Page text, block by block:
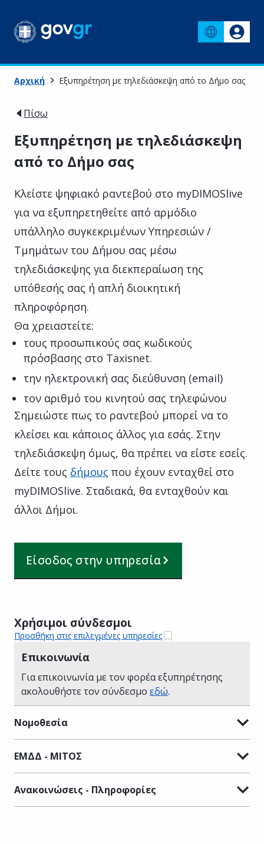
Αρχική Εξυπηρέτηση με τηλεδιάσκεψη από το Δήμο σας
Πίσω
Εξυπηρέτηση με τηλεδιάσκεψη
από το Δήμο σας
Κλείστε ψηφιακό ραντεβού στο myDIMOSlive
για να εξυπηρετηθείτε από αρμόδιο
υπάλληλο συγκεκριμένων Υπηρεσιών /
Τμημάτων του Δήμου σας μέσω
τηλεδιάσκεψης για διεκπεραίωση της
υπόθεσής σας ή απλή διοικητική
πληροφόρηση.
Θα χρειαστείτε:
τους προσωπικούς σας κωδικούς
πρόσβασης στο Taxisnet.
την ηλεκτρονική σας διεύθυνση (email)
τον αριθμό του κινητού σας τηλεφώνου
Σημειώστε πως το ραντεβού μπορεί να το
κλείσει και κάποιος άλλος για εσάς. Στην
τηλεδιάσκεψη όμως, θα πρέπει να είστε εσείς.
Δείτε τους δήμους που έχουν ενταχθεί στο
myDIMOSlive. Σταδιακά, θα ενταχθούν και
άλλοι Δήμοι.
Είσοδος στην υπηρεσία
Χρήσιμοι σύνδεσμοι
Προσθήκη στις επιλεγμένες υπηρεσίες
Επικοινωνία
Για επικοινωνία με τον φορέα εξυπηρέτησης
ακολουθήστε τον σύνδεσμο εδώ.
Νομοθεσία
ΕΜΔΔ - ΜΙΤΟΣ
Ανακοινώσεις - Πληροφορίες